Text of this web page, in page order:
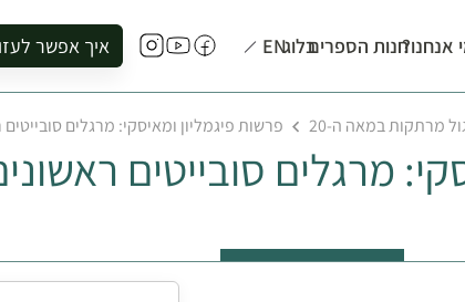
אנחנו?חנות הספריםבלוגEN איך אפשר
להזמין סיור
להירשם לסיור
להירשם לקורס
לקנות ספר
לתאם ביקור בצריף
מרתקות במאה ה-20 פרשות פיגמליון ומאיסקי: מרגלים
מרגלים סובייטים